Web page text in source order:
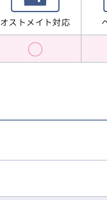
オストメイト対応
○